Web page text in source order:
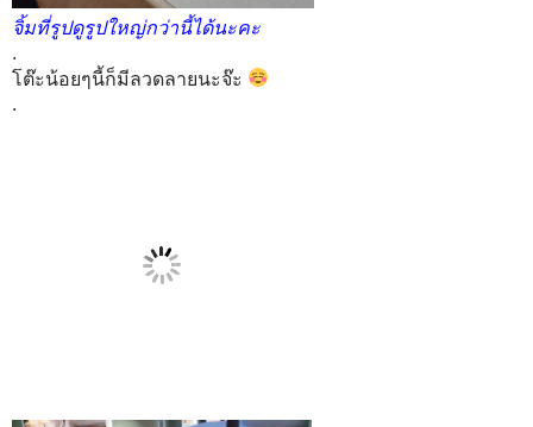
จิ้มที่รูปดูรูปใหญ่กว่านี้ได้นะคะ
.
โต๊ะน้อยๆนี้ก็มีลวดลายนะจ๊ะ
.